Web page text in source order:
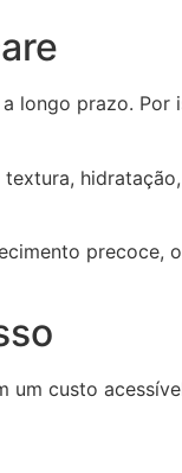
longo prazo. Por
precoce,
um custo